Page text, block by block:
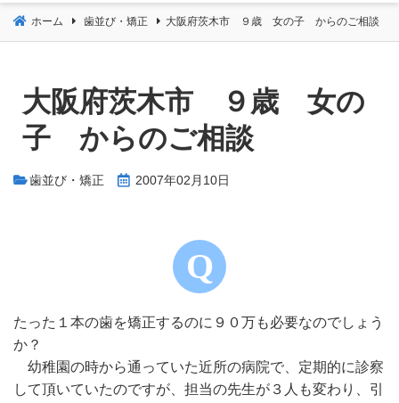
ホーム 歯並び・矯正 大阪府茨木市 ９歳 女の子 からのご相談
大阪府茨木市 ９歳 女の
子 からのご相談
歯並び・矯正 2007年02月10日
たった１本の歯を矯正するのに９０万も必要なのでしょう
か？
幼稚園の時から通っていた近所の病院で、定期的に診察
して頂いていたのですが、担当の先生が３人も変わり、引